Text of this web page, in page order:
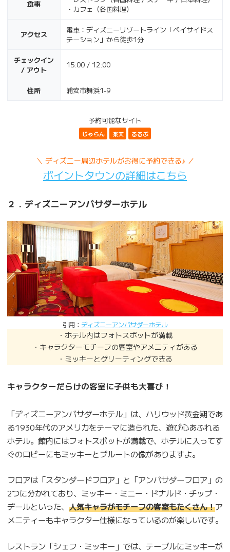
食事
・カフェ（各国料理）
アクセス
電車：ディズニーリゾートライン「ベイサイドス
テーション」から徒歩1分
チェックイン
/ アウト
15:00 / 12:00
住所 浦安市舞浜1-9
予約可能なサイト
じゃらん 楽天 るるぶ
＼ ディズニー周辺ホテルがお得に予約できる♪ ／
ポイントタウンの詳細はこちら
２．ディズニーアンバサダーホテル
引用： ディズニーアンバサダーホテル
・ホテル内はフォトスポットが満載
・キャラクターモチーフの客室やアメニティがある
・ミッキーとグリーティングできる
キャラクターだらけの客室に子供も大喜び！
「ディズニーアンバサダーホテル」は、ハリウッド黄金期であ
る1930年代のアメリカをテーマに造られた、遊び心あふれる
ホテル。館内にはフォトスポットが満載で、ホテルに入ってす
ぐのロビーにもミッキーとプルートの像がありますよ。
フロアは「スタンダードフロア」と「アンバサダーフロア」の
2つに分かれており、ミッキー・ミニー・ドナルド・チップ・
デールといった、 人気キャラがモチーフの客室もたくさん！ア
メニティーもキャラクター仕様になっているのが楽しいです。
レストラン「シェフ・ミッキー」では、テーブルにミッキーが